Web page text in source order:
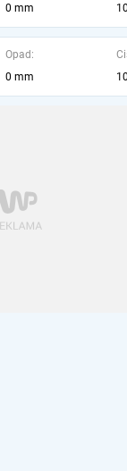
0 mm
Opad:
0 mm